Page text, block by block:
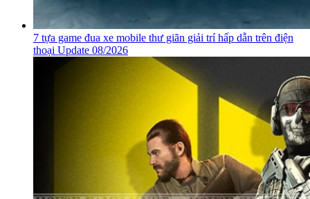
7 tựa game đua xe mobile thư giãn giải trí hấp dẫn trên điện
thoại Update 08/2026